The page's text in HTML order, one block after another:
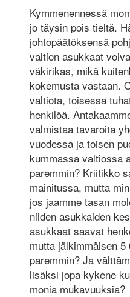
Kymmenennessä
jo täysin pois tieltä.
johtopäätöksensä
valtion asukkaat
väkirikas, mikä
kokemusta vastaan.
valtiota, toisessa
henkilöä.
valmistaa tavaroita
vuodessa ja toisen
kummassa valtiossa
paremmin? Kriitikko
mainitussa, mutta
jos jaamme tasan
niiden asukkaiden
asukkaat saavat
mutta jälkimmäisen
paremmin? Ja
lisäksi jopa kykene
monia mukavuuksia?